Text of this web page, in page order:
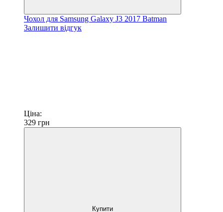
Чохол для Samsung Galaxy J3 2017 Batman
Залишити відгук
Ціна:
329 грн
Купити